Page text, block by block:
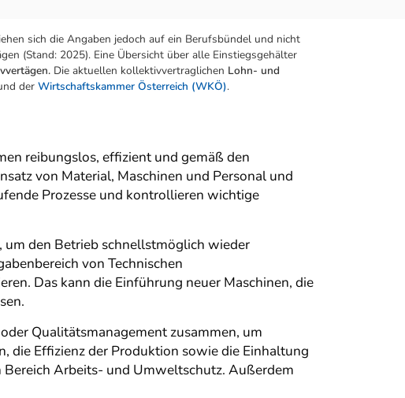
sich die Angaben jedoch auf ein Berufsbündel und nicht
(Stand: 2025). Eine Übersicht über alle Einstiegsgehälter
Die aktuellen kollektivvertraglichen Lohn- und
der Wirtschaftskammer Österreich (WKÖ).
reibungslos, effizient und gemäß den
von Material, Maschinen und Personal und
Prozesse und kontrollieren wichtige
um den Betrieb schnellstmöglich wieder
von Technischen
Das kann die Einführung neuer Maschinen, die
Qualitätsmanagement zusammen, um
die Effizienz der Produktion sowie die Einhaltung
Arbeits- und Umweltschutz. Außerdem